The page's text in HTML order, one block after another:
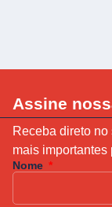
Assine
Receba direto
mais importantes
Nome